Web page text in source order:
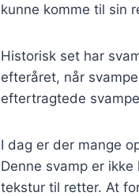
kunne komme til sin
Historisk set har
efteråret, når
eftertragtede
I dag er der mange
Denne svamp er
tekstur til retter. At